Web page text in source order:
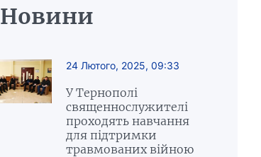
Новини
24 Лютого, 2025, 09:33
У Тернополі
священнослужителі
проходять навчання
для підтримки
травмованих війною